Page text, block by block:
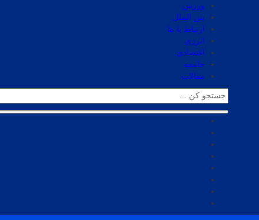
ورزش
بین الملل
ارتباط با ما
انرژی
اقتصادی
جامعه
مقالات